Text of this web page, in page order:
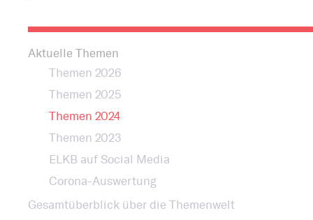
Aktuelle Themen
Themen 2026
Themen 2025
Themen 2024
Themen 2023
ELKB auf Social Media
Corona-Auswertung
Gesamtüberblick über die Themenwelt